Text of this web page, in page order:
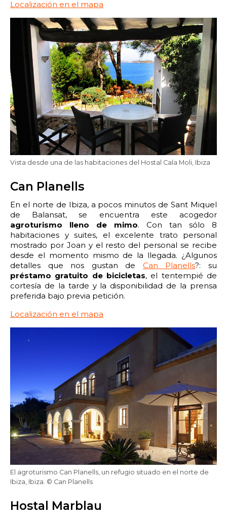
Localización en el mapa
Vista desde una de las habitaciones del Hostal Cala Moli, Ibiza
Can Planells
En el norte de Ibiza, a pocos minutos de Sant Miquel
de Balansat, se encuentra este acogedor
agroturismo lleno de mimo. Con tan sólo 8
habitaciones y suites, el excelente trato personal
mostrado por Joan y el resto del personal se recibe
desde el momento mismo de la llegada. ¿Algunos
detalles que nos gustan de Can Planells?: su
préstamo gratuito de bicicletas, el tentempié de
cortesía de la tarde y la disponibilidad de la prensa
preferida bajo previa petición.
Localización en el mapa
El agroturismo Can Planells, un refugio situado en el norte de
Ibiza, Ibiza. © Can Planells
Hostal Marblau
22:00 22:30 23:00 23:30
Promo code:
Reservar